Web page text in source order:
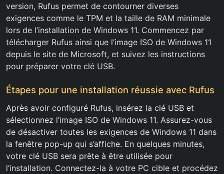
version, Rufus permet de contourner diverses
exigences comme le TPM et la taille de RAM minimale
lors de l’installation de Windows 11. Commencez par
télécharger Rufus ainsi que l’image ISO de Windows 11
depuis le site de Microsoft, et suivez les instructions
pour préparer votre clé USB.
Étapes pour une installation réussie avec Rufus
Après avoir configuré Rufus, insérez la clé USB et
sélectionnez l’image ISO de Windows 11. Assurez-vous
de désactiver toutes les exigences de Windows 11 dans
la fenêtre pop-up qui s’affiche. En quelques minutes,
votre clé USB sera prête à être utilisée pour
l’installation. Connectez-la à votre PC cible et procédez